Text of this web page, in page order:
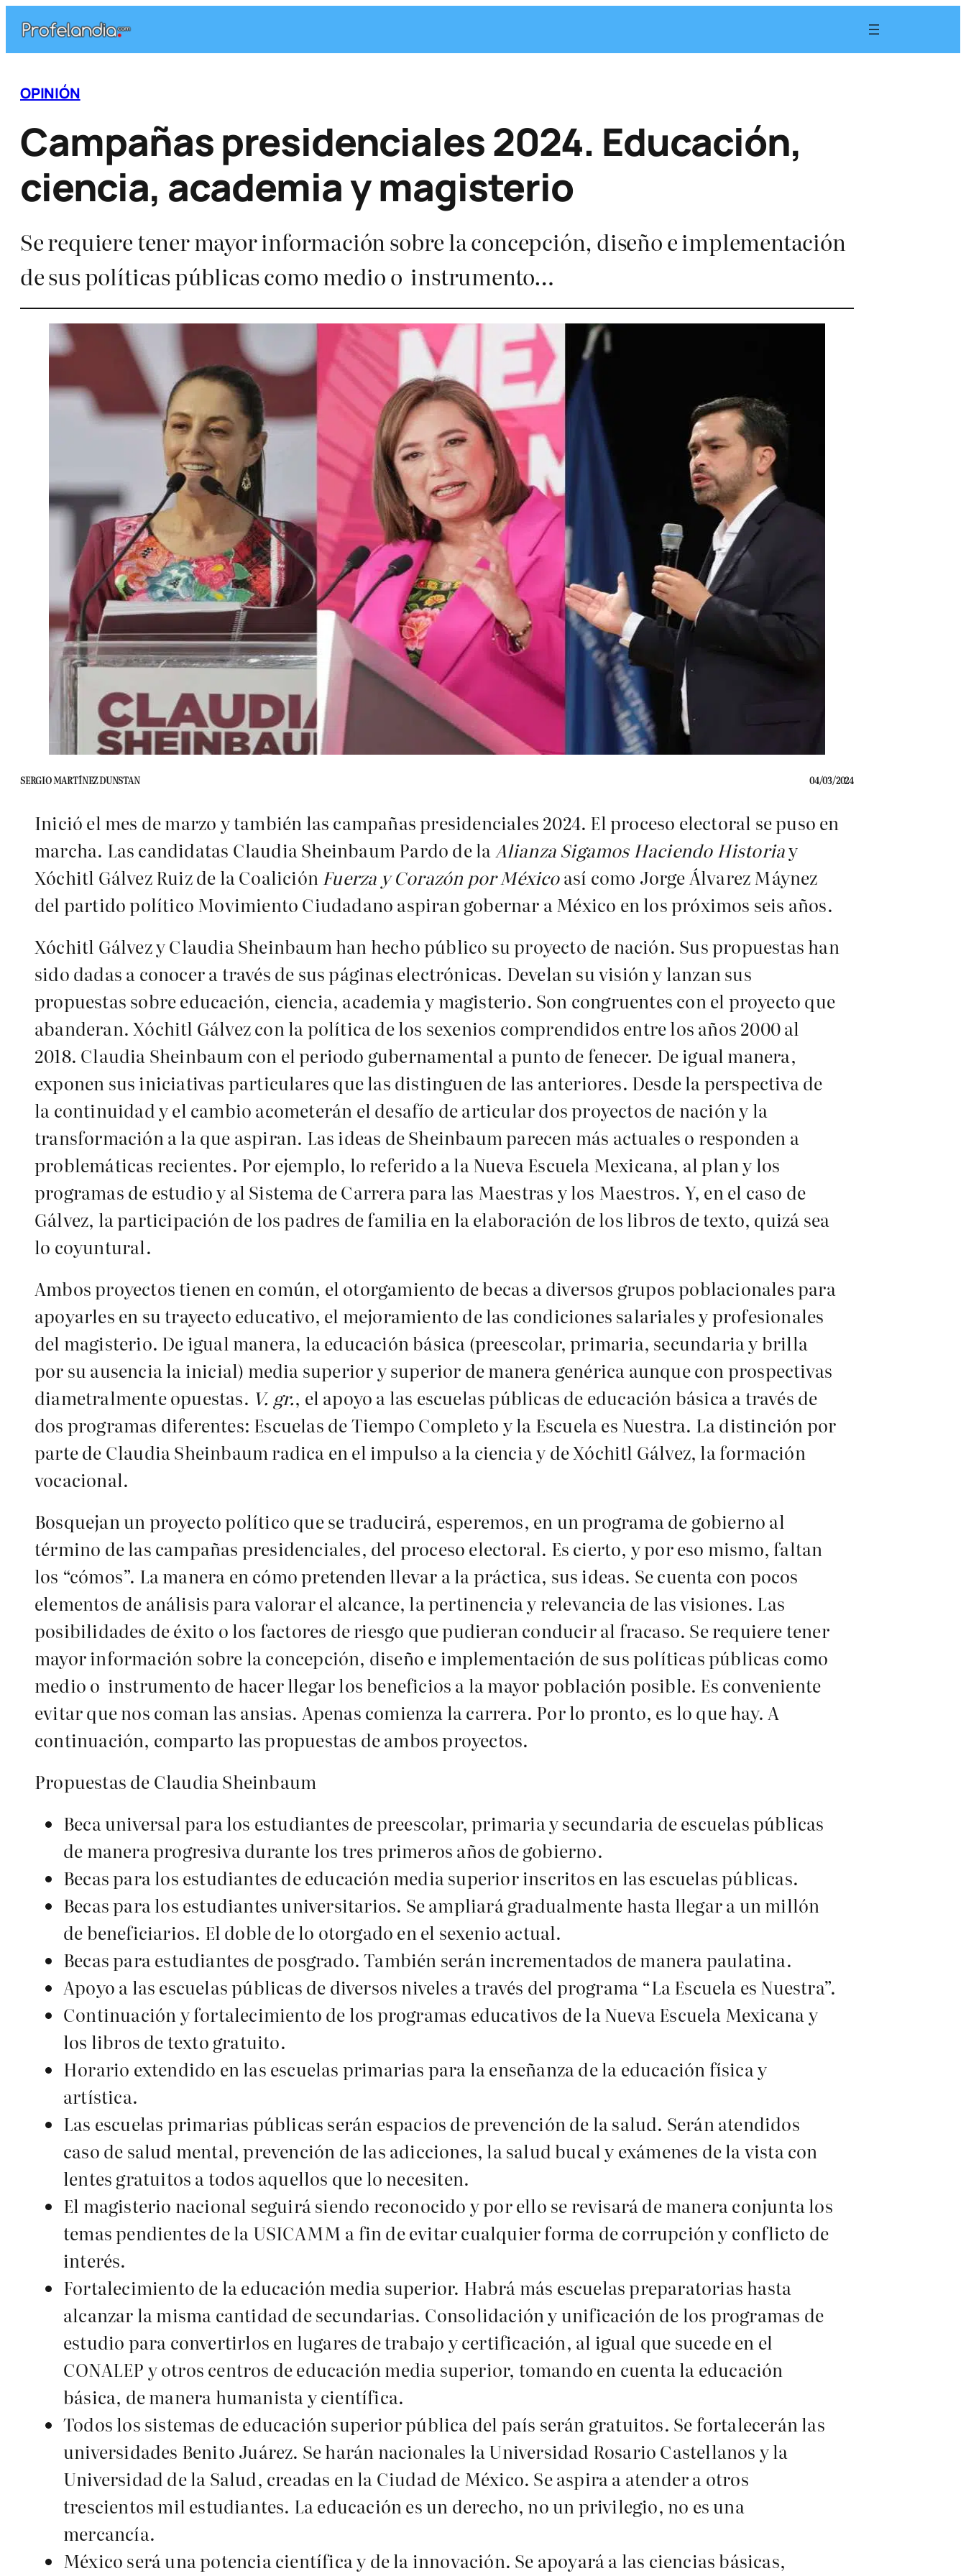
contenido
OPINIÓN
Campañas presidenciales 2024. Educación,
ciencia, academia y magisterio
Se requiere tener mayor información sobre la concepción, diseño e implementación
de sus políticas públicas como medio o instrumento…
SERGIO MARTÍNEZ DUNSTAN 04/03/2024
Inició el mes de marzo y también las campañas presidenciales 2024. El proceso electoral se puso en
marcha. Las candidatas Claudia Sheinbaum Pardo de laAlianza Sigamos Haciendo Historiay
Xóchitl Gálvez Ruiz de la CoaliciónFuerza y Corazón por Méxicoasí como Jorge Álvarez Máynez
del partido político Movimiento Ciudadano aspiran gobernar a México en los próximos seis años.
Xóchitl Gálvez y Claudia Sheinbaum han hecho público su proyecto de nación. Sus propuestas han
sido dadas a conocer a través de sus páginas electrónicas. Develan su visión y lanzan sus
propuestas sobre educación, ciencia, academia y magisterio. Son congruentes con el proyecto que
abanderan. Xóchitl Gálvez con la política de los sexenios comprendidos entre los años 2000 al
2018. Claudia Sheinbaum con el periodo gubernamental a punto de fenecer. De igual manera,
exponen sus iniciativas particulares que las distinguen de las anteriores. Desde la perspectiva de
la continuidad y el cambio acometerán el desafío de articular dos proyectos de nación y la
transformación a la que aspiran. Las ideas de Sheinbaum parecen más actuales o responden a
problemáticas recientes. Por ejemplo, lo referido a la Nueva Escuela Mexicana, al plan y los
programas de estudio y al Sistema de Carrera para las Maestras y los Maestros. Y, en el caso de
Gálvez, la participación de los padres de familia en la elaboración de los libros de texto, quizá sea
lo coyuntural.
Ambos proyectos tienen en común, el otorgamiento de becas a diversos grupos poblacionales para
apoyarles en su trayecto educativo, el mejoramiento de las condiciones salariales y profesionales
del magisterio. De igual manera, la educación básica (preescolar, primaria, secundaria y brilla
por su ausencia la inicial) media superior y superior de manera genérica aunque con prospectivas
diametralmente opuestas. V. gr., el apoyo a las escuelas públicas de educación básica a través de
dos programas diferentes: Escuelas de Tiempo Completo y la Escuela es Nuestra. La distinción por
parte de Claudia Sheinbaum radica en el impulso a la ciencia y de Xóchitl Gálvez, la formación
vocacional.
Bosquejan un proyecto político que se traducirá, esperemos, en un programa de gobierno al
término de las campañas presidenciales, del proceso electoral. Es cierto, y por eso mismo, faltan
los “cómos”. La manera en cómo pretenden llevar a la práctica, sus ideas. Se cuenta con pocos
elementos de análisis para valorar el alcance, la pertinencia y relevancia de las visiones. Las
posibilidades de éxito o los factores de riesgo que pudieran conducir al fracaso. Se requiere tener
mayor información sobre la concepción, diseño e implementación de sus políticas públicas como
medio o instrumento de hacer llegar los beneficios a la mayor población posible. Es conveniente
evitar que nos coman las ansias. Apenas comienza la carrera. Por lo pronto, es lo que hay. A
continuación, comparto las propuestas de ambos proyectos.
Propuestas de Claudia Sheinbaum
Beca universal para los estudiantes de preescolar, primaria y secundaria de escuelas públicas
de manera progresiva durante los tres primeros años de gobierno.
Becas para los estudiantes de educación media superior inscritos en las escuelas públicas.
Becas para los estudiantes universitarios. Se ampliará gradualmente hasta llegar a un millón
de beneficiarios. El doble de lo otorgado en el sexenio actual.
Becas para estudiantes de posgrado. También serán incrementados de manera paulatina.
Apoyo a las escuelas públicas de diversos niveles a través del programa “La Escuela es Nuestra”.
Continuación y fortalecimiento de los programas educativos de la Nueva Escuela Mexicana y
los libros de texto gratuito.
Horario extendido en las escuelas primarias para la enseñanza de la educación física y
artística.
Las escuelas primarias públicas serán espacios de prevención de la salud. Serán atendidos
caso de salud mental, prevención de las adicciones, la salud bucal y exámenes de la vista con
lentes gratuitos a todos aquellos que lo necesiten.
El magisterio nacional seguirá siendo reconocido y por ello se revisará de manera conjunta los
temas pendientes de la USICAMM a fin de evitar cualquier forma de corrupción y conflicto de
interés.
Fortalecimiento de la educación media superior. Habrá más escuelas preparatorias hasta
alcanzar la misma cantidad de secundarias. Consolidación y unificación de los programas de
estudio para convertirlos en lugares de trabajo y certificación, al igual que sucede en el
CONALEP y otros centros de educación media superior, tomando en cuenta la educación
básica, de manera humanista y científica.
Todos los sistemas de educación superior pública del país serán gratuitos. Se fortalecerán las
universidades Benito Juárez. Se harán nacionales la Universidad Rosario Castellanos y la
Universidad de la Salud, creadas en la Ciudad de México. Se aspira a atender a otros
trescientos mil estudiantes. La educación es un derecho, no un privilegio, no es una
mercancía.
México será una potencia científica y de la innovación. Se apoyará a las ciencias básicas,